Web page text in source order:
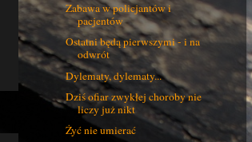
Zabawa w policjantów i
pacjentów
Ostatni będą pierwszymi - i na
odwrót
Dylematy, dylematy...
Dziś ofiar zwykłej choroby nie
liczy już nikt
Żyć nie umierać